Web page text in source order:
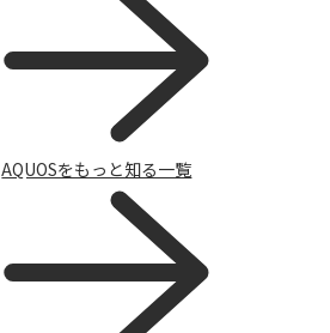
AQUOSをもっと知る一覧